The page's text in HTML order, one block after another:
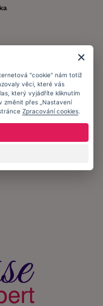
"cookie" nám totiž
věci, které vás
který vyjádříte kliknutím
změnit přes „Nastavení
Zpracování cookies